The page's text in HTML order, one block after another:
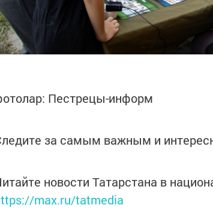
Пестрецы-информ
за самым важным и
новости Татарстана в
max.ru/tatmedia